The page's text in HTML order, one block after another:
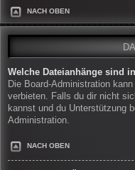
NACH OBEN
Welche Dateianhänge sind
Die Board-Administration
verbieten. Falls du dir nicht
kannst und du Unterstützung
Administration.
NACH OBEN